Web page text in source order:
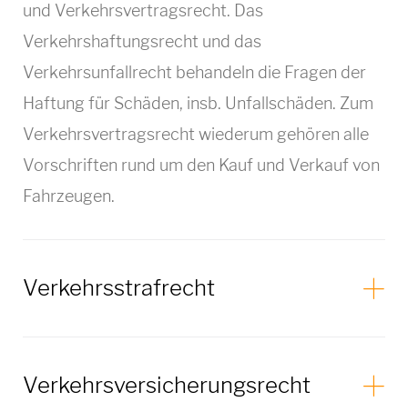
und Verkehrsvertragsrecht. Das
Verkehrshaftungsrecht und das
Verkehrsunfallrecht behandeln die Fragen der
Haftung für Schäden, insb. Unfallschäden. Zum
Verkehrsvertragsrecht wiederum gehören alle
Vorschriften rund um den Kauf und Verkauf von
Fahrzeugen.
Verkehrsstrafrecht
Verkehrsversicherungsrecht